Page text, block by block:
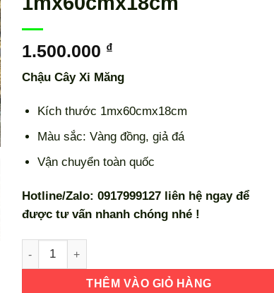
1.500.000 ₫
Chậu Cây Xi Măng
Kích thước 1mx60cmx18cm
Màu sắc: Vàng đồng, giả đá
Vận chuyển toàn quốc
Hotline/Zalo: 0917999127 liên hệ ngay để
được tư vấn nhanh chóng nhé !
Chậu Xi Măng Hạt Xoài Kích Thước
THÊM VÀO GIỎ HÀNG